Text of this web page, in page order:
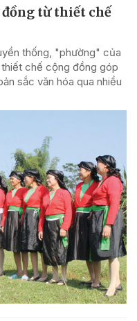
đồng từ thiết chế
thống, "phường" của
thiết chế cộng đồng góp
sắc văn hóa qua nhiều